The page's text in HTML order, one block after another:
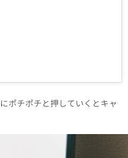
ポチポチと押していくとキャ